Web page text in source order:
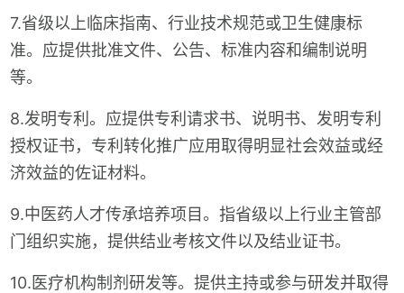
7.省级以上临床指南、行业技术规范或卫生健康标
准。应提供批准文件、公告、标准内容和编制说明
等。
8.发明专利。应提供专利请求书、说明书、发明专利
授权证书，专利转化推广应用取得明显社会效益或经
济效益的佐证材料。
9.中医药人才传承培养项目。指省级以上行业主管部
门组织实施，提供结业考核文件以及结业证书。
10.医疗机构制剂研发等。提供主持或参与研发并取得